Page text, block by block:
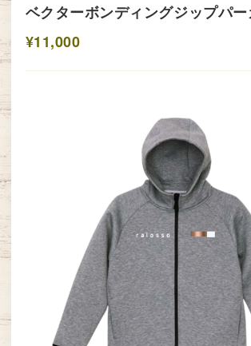
ベクターボンディングジップパー
¥11,000